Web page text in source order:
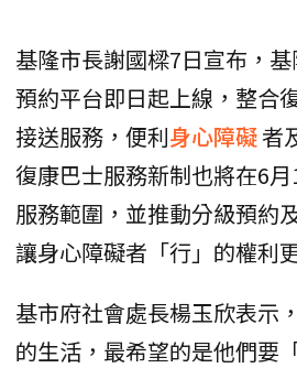
基隆市長謝國樑7日宣布，
預約平台即日起上線，整合
接送服務，便利身心障礙者
復康巴士服務新制也將在6
服務範圍，並推動分級預約
讓身心障礙者「行」的權利
基市府社會處長楊玉欣表示
的生活，最希望的是他們要